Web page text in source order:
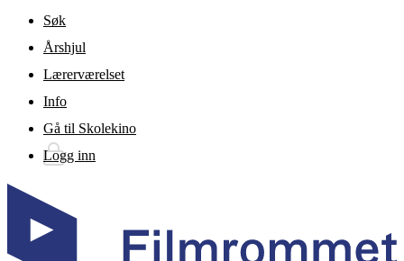
Gå til hovedinnhold
Søk
Årshjul
Lærerværelset
Info
Gå til Skolekino
Logg inn